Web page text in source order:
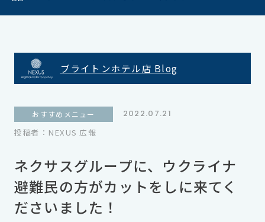
ブライトンホテル店 Blog
ネクサスグループに、ウクライナ
避難民の方がカットをしに来てく
ださいました！
おすすめメニュー
2022.07.21
投稿者：NEXUS 広報